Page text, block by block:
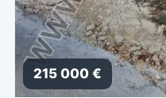
215 000 €